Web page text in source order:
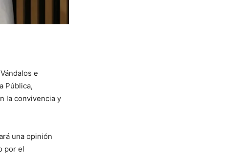
e
Pública,
la convivencia y
una opinión
por el